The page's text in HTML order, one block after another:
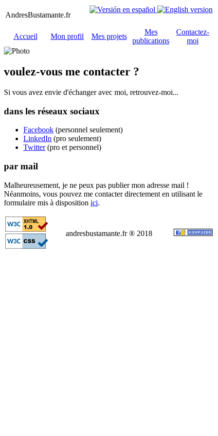
AndresBustamante.fr
Accueil Mon profil Mes projets
Mes
publications
Contactez-
moi
voulez-vous me contacter ?
Si vous avez envie d'échanger avec moi, retrouvez-moi...
dans les réseaux sociaux
Facebook (personnel seulement)
LinkedIn (pro seulement)
Twitter(pro et personnel)
par mail
Malheureusement, je ne peux pas publier mon adresse mail !
Néanmoins, vous pouvez me contacter directement en utilisant le
formulaire mis à disposition ici.
andresbustamante.fr ® 2018